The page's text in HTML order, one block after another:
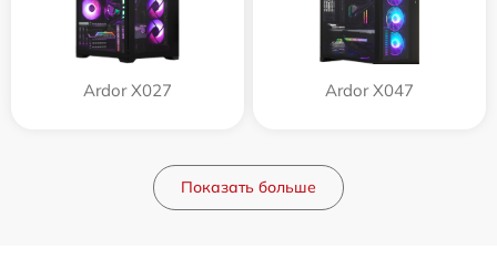
Ardor X027 Ardor X047
Показать больше